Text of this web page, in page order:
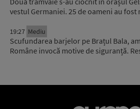
vestul Germaniei. 25 de oameni au
19:27 Mediu
Scufundarea barjelor pe Brațul Bala,
Române invocă motive de siguranță.